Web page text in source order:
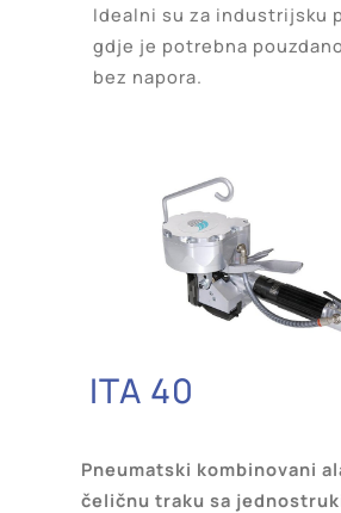
Idealni su za industrijsku
gdje je potrebna
bez napora.
ITA 40
Pneumatski kombinovani
čeličnu traku sa